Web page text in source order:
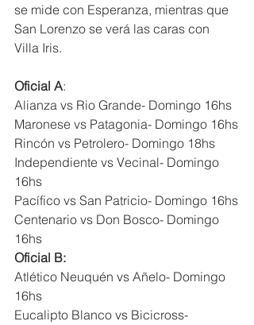
se mide con Esperanza, mientras que
San Lorenzo se verá las caras con
Villa Iris.
Oficial A:
Alianza vs Rio Grande- Domingo 16hs
Maronese vs Patagonia- Domingo 16hs
Rincón vs Petrolero- Domingo 18hs
Independiente vs Vecinal- Domingo
16hs
Pacífico vs San Patricio- Domingo 16hs
Centenario vs Don Bosco- Domingo
16hs
Oficial B:
Atlético Neuquén vs Añelo- Domingo
16hs
Eucalipto Blanco vs Bicicross-